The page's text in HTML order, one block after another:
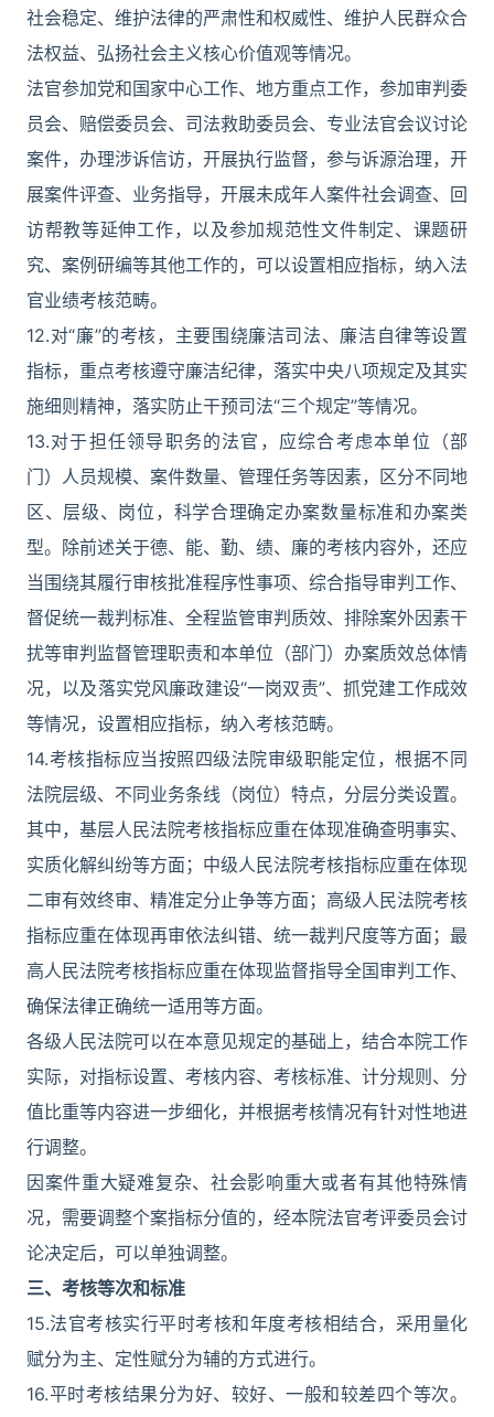
社会稳定、维护法律的严肃性和权威性、维护人民群众合
法权益、弘扬社会主义核心价值观等情况。
法官参加党和国家中心工作、地方重点工作，参加审判委
员会、赔偿委员会、司法救助委员会、专业法官会议讨论
案件，办理涉诉信访，开展执行监督，参与诉源治理，开
展案件评查、业务指导，开展未成年人案件社会调查、回
访帮教等延伸工作，以及参加规范性文件制定、课题研
究、案例研编等其他工作的，可以设置相应指标，纳入法
官业绩考核范畴。
12.对“廉”的考核，主要围绕廉洁司法、廉洁自律等设置
指标，重点考核遵守廉洁纪律，落实中央八项规定及其实
施细则精神，落实防止干预司法“三个规定”等情况。
13.对于担任领导职务的法官，应综合考虑本单位（部
门）人员规模、案件数量、管理任务等因素，区分不同地
区、层级、岗位，科学合理确定办案数量标准和办案类
型。除前述关于德、能、勤、绩、廉的考核内容外，还应
当围绕其履行审核批准程序性事项、综合指导审判工作、
督促统一裁判标准、全程监管审判质效、排除案外因素干
扰等审判监督管理职责和本单位（部门）办案质效总体情
况，以及落实党风廉政建设“一岗双责”、抓党建工作成效
等情况，设置相应指标，纳入考核范畴。
14.考核指标应当按照四级法院审级职能定位，根据不同
法院层级、不同业务条线（岗位）特点，分层分类设置。
其中，基层人民法院考核指标应重在体现准确查明事实、
实质化解纠纷等方面；中级人民法院考核指标应重在体现
二审有效终审、精准定分止争等方面；高级人民法院考核
指标应重在体现再审依法纠错、统一裁判尺度等方面；最
高人民法院考核指标应重在体现监督指导全国审判工作、
确保法律正确统一适用等方面。
各级人民法院可以在本意见规定的基础上，结合本院工作
实际，对指标设置、考核内容、考核标准、计分规则、分
值比重等内容进一步细化，并根据考核情况有针对性地进
行调整。
因案件重大疑难复杂、社会影响重大或者有其他特殊情
况，需要调整个案指标分值的，经本院法官考评委员会讨
论决定后，可以单独调整。
三、考核等次和标准
15.法官考核实行平时考核和年度考核相结合，采用量化
赋分为主、定性赋分为辅的方式进行。
16.平时考核结果分为好、较好、一般和较差四个等次。